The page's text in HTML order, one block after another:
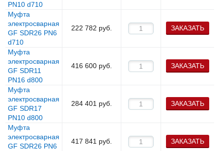
PN10 d710
Муфта
электросварная
GF SDR26 PN6
d710
222 782 руб. ЗАКАЗАТЬ
Муфта
электросварная
GF SDR11
PN16 d800
416 600 руб. ЗАКАЗАТЬ
Муфта
электросварная
GF SDR17
PN10 d800
284 401 руб. ЗАКАЗАТЬ
Муфта
электросварная
GF SDR26 PN6
417 841 руб. ЗАКАЗАТЬ